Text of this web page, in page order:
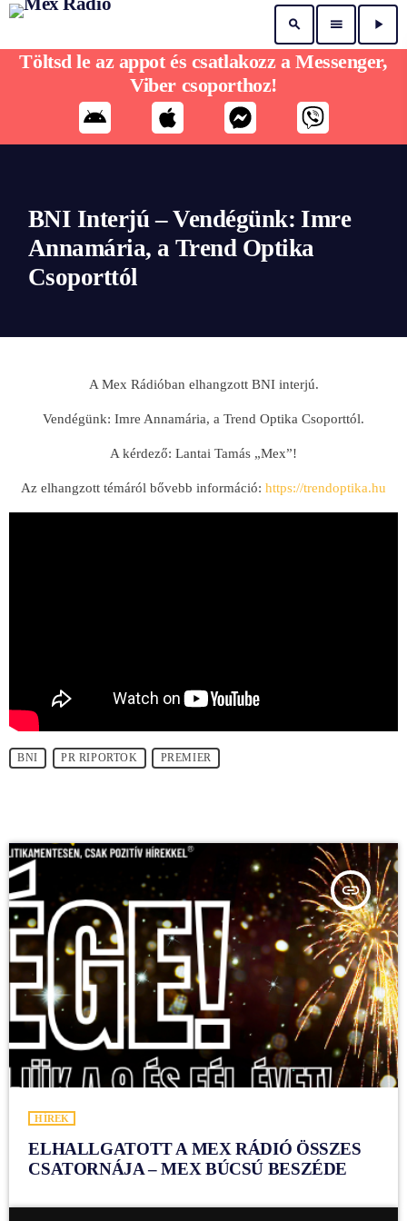
search menu play_arrow
BNI Interjú – Vendégünk: Imre
Annamária, a Trend Optika
Csoporttól
A Mex Rádióban elhangzott BNI interjú.
Vendégünk: Imre Annamária, a Trend Optika Csoporttól.
A kérdező: Lantai Tamás „Mex”!
Az elhangzott témáról bővebb információ: https://trendoptika.hu
BNI PR RIPORTOK PREMIER
insert_link
HÍREK
ELHALLGATOTT A MEX RÁDIÓ ÖSSZES
CSATORNÁJA – MEX BÚCSÚ BESZÉDE
Töltsd le az appot és csatlakozz a Messenger,
Viber csoporthoz!